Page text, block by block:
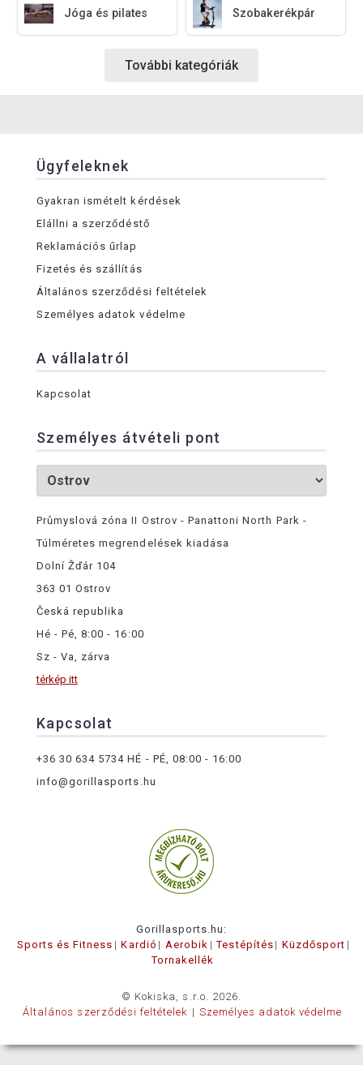
Jóga és pilates Szobakerékpár
További kategóriák
Ügyfeleknek
Gyakran ismételt kérdések
Elállni a szerződéstő
Reklamációs űrlap
Fizetés és szállítás
Általános szerződési feltételek
Személyes adatok védelme
A vállalatról
Kapcsolat
Személyes átvételi pont
Průmyslová zóna II Ostrov - Panattoni North Park -
Túlméretes megrendelések kiadása
Dolní Žďár 104
363 01 Ostrov
Česká republika
Hé - Pé, 8:00 - 16:00
Sz - Va, zárva
térkép itt
Kapcsolat
+36 30 634 5734 HÉ - PÉ, 08:00 - 16:00
info@gorillasports.hu
Gorillasports.hu:
Sports és Fitness
Kardió Aerobik Testépítés
Küzdősport
Tornakellék
© Kokiska, s.r.o. 2026.
Általános szerződési feltételek
Személyes adatok védelme